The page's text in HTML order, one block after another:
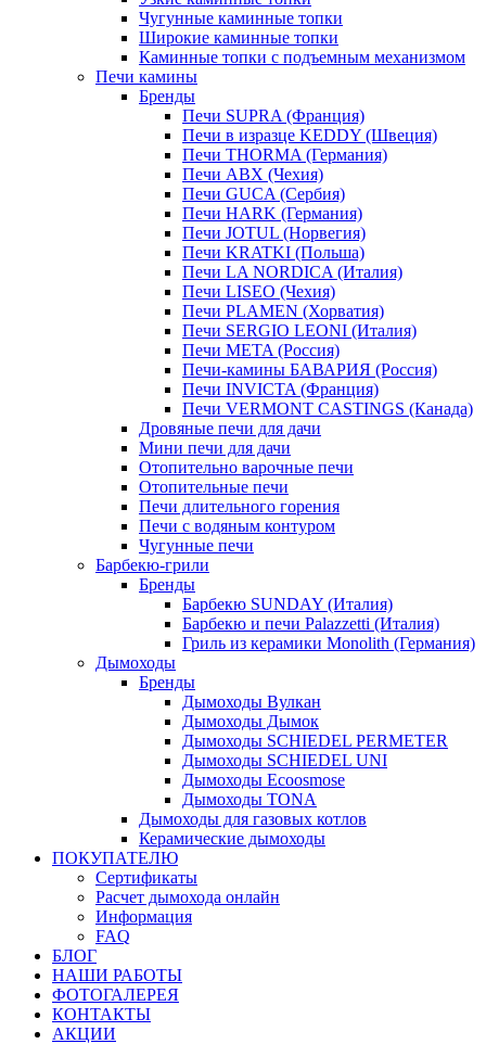
Чугунные каминные топки
Широкие каминные топки
Каминные топки с подъемным механизмом
Печи камины
Бренды
Печи SUPRA (Франция)
Печи в изразце KEDDY (Швеция)
Печи THORMA (Германия)
Печи ABX (Чехия)
Печи GUCA (Сербия)
Печи HARK (Германия)
Печи JOTUL (Норвегия)
Печи KRATKI (Польша)
Печи LA NORDICA (Италия)
Печи LISEO (Чехия)
Печи PLAMEN (Хорватия)
Печи SERGIO LEONI (Италия)
Печи META (Россия)
Печи-камины БАВАРИЯ (Россия)
Печи INVICTA (Франция)
Печи VERMONT CASTINGS (Канада)
Дровяные печи для дачи
Мини печи для дачи
Отопительно варочные печи
Отопительные печи
Печи длительного горения
Печи с водяным контуром
Чугунные печи
Барбекю-грили
Бренды
Барбекю SUNDAY (Италия)
Барбекю и печи Palazzetti (Италия)
Гриль из керамики Monolith (Германия)
Дымоходы
Бренды
Дымоходы Вулкан
Дымоходы Дымок
Дымоходы SCHIEDEL PERMETER
Дымоходы SCHIEDEL UNI
Дымоходы Ecoosmose
Дымоходы TONA
Дымоходы для газовых котлов
Керамические дымоходы
ПОКУПАТЕЛЮ
Сертификаты
Расчет дымохода онлайн
Информация
FAQ
БЛОГ
НАШИ РАБОТЫ
ФОТОГАЛЕРЕЯ
КОНТАКТЫ
АКЦИИ